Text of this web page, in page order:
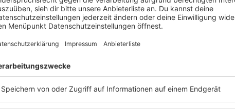
beiSat.1eine neue Show, die schon ab Frühjahr laufen
und Geld für einen guten Zweck erspielen. Außerdem wird
viele Formate wurden schon vorproduziert. Wir sind auf
halten euch auf dem Laufenden.
Pilawaerfahren? Dann hört euch doch denPodcast„Mit
an. Dort konnteBarbara Schönebergeran das ein oder
Podcast-Folge mitJörg Pilawaganz einfach nachhören: